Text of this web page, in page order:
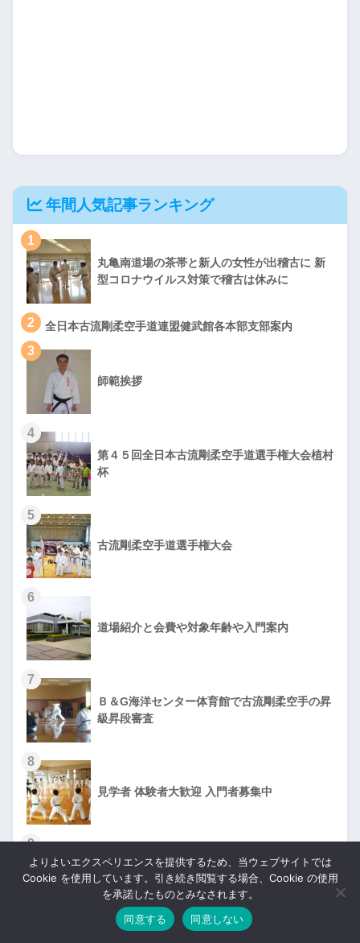
年間人気記事ランキング
1
丸亀南道場の茶帯と新人の女性が出稽古に 新
型コロナウイルス対策で稽古は休みに
2 全日本古流剛柔空手道連盟健武館各本部支部案内
3
師範挨拶
4
第４５回全日本古流剛柔空手道選手権大会植村
杯
5
古流剛柔空手道選手権大会
6
道場紹介と会費や対象年齢や入門案内
7
Ｂ＆G海洋センター体育館で古流剛柔空手の昇
級昇段審査
8
見学者 体験者大歓迎 入門者募集中
9
古流剛柔空手道連盟香川県支部の合同稽古に参
加しました
よりよいエクスペリエンスを提供するため、当ウェブサイトでは
Cookie を使用しています。引き続き閲覧する場合、Cookie の使用
を承諾したものとみなされます。
同意する
同意しない